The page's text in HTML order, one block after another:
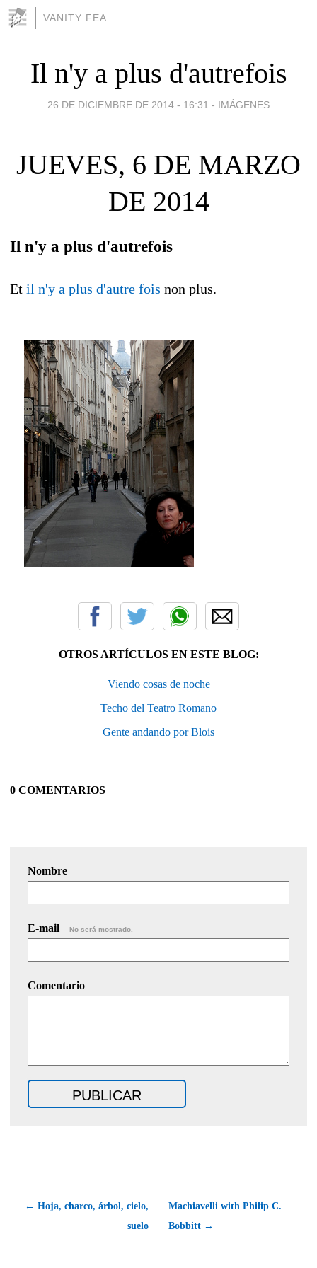
VANITY FEA
Il n'y a plus d'autrefois
26 DE DICIEMBRE DE 2014 - 16:31 - IMÁGENES
JUEVES, 6 DE MARZO
DE 2014
Il n'y a plus d'autrefois
Et il n'y a plus d'autre fois non plus.
OTROS ARTÍCULOS EN ESTE BLOG:
Viendo cosas de noche
Techo del Teatro Romano
Gente andando por Blois
0 COMENTARIOS
Nombre
E-mail No será mostrado.
Comentario
← Hoja, charco, árbol, cielo,
suelo
Machiavelli with Philip C.
Bobbitt →